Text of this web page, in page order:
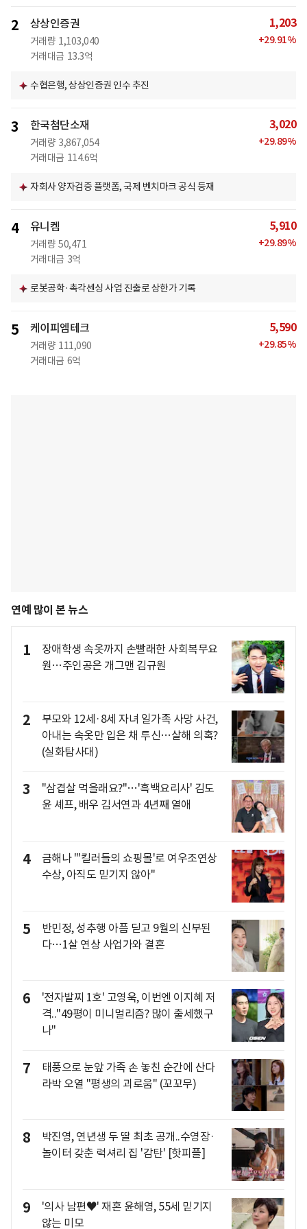
2 상상인증권
거래량 1,103,040
거래대금 13.3억
1,203
+29.91%
수협은행, 상상인증권 인수 추진
3 한국첨단소재
거래량 3,867,054
거래대금 114.6억
3,020
+29.89%
자회사 양자검증 플랫폼, 국제 벤치마크 공식 등재
4 유니켐
거래량 50,471
거래대금 3억
5,910
+29.89%
로봇공학·촉각센싱 사업 진출로 상한가 기록
5 케이피엠테크
거래량 111,090
거래대금 6억
5,590
+29.85%
연예 많이 본 뉴스
1
장애학생 속옷까지 손빨래한 사회복무요
원…주인공은 개그맨 김규원
2
부모와 12세·8세 자녀 일가족 사망 사건,
아내는 속옷만 입은 채 투신…살해 의혹?
(실화탐사대)
3
"삼겹살 먹을래요?"…'흑백요리사' 김도
윤 셰프, 배우 김서연과 4년째 열애
4
금해나 "'킬러들의 쇼핑몰'로 여우조연상
수상, 아직도 믿기지 않아"
5
반민정, 성추행 아픔 딛고 9월의 신부된
다…1살 연상 사업가와 결혼
6
'전자발찌 1호' 고영욱, 이번엔 이지혜 저
격.."49평이 미니멀리즘? 많이 출세했구
나"
7
태풍으로 눈앞 가족 손 놓친 순간에 산다
라박 오열 "평생의 괴로움" (꼬꼬무)
8
박진영, 연년생 두 딸 최초 공개..수영장·
놀이터 갖춘 럭셔리 집 '감탄' [핫피플]
9
'의사 남편♥' 재혼 윤해영, 55세 믿기지
않는 미모